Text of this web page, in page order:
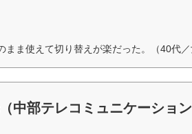
まま使えて切り替えが楽だった。（40代／
中部テレコミュニケーション